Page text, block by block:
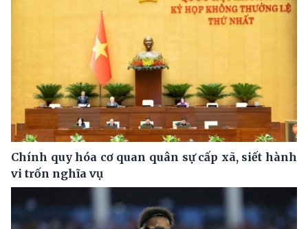
Chính quy hóa cơ quan quân sự cấp xã, siết hành
vi trốn nghĩa vụ